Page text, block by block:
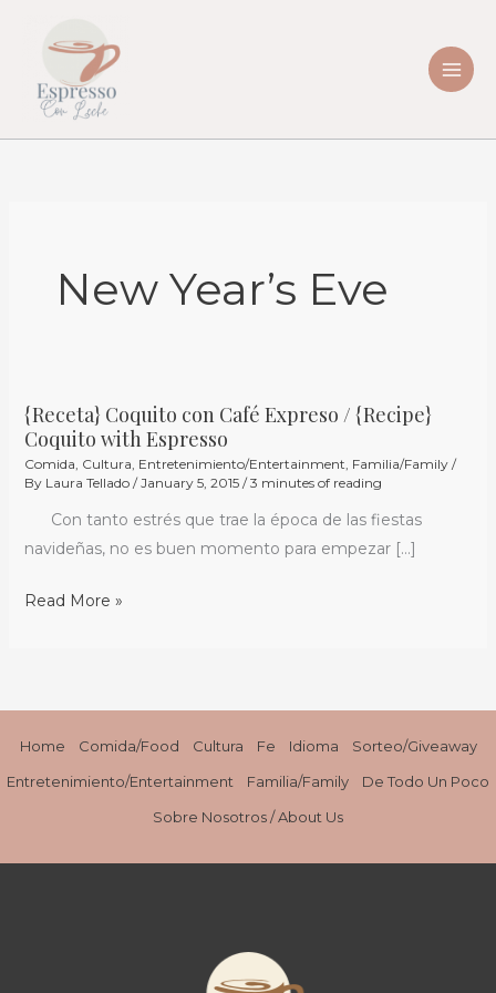
New Year’s Eve
{Receta} Coquito con Café Expreso / {Recipe}
Coquito with Espresso
Comida, Cultura, Entretenimiento/Entertainment, Familia/Family/
By Laura Tellado /January 5, 2015/3 minutes of reading
Con tanto estrés que trae la época de las fiestas
navideñas, no es buen momento para empezar […]
{Receta}
Coquito
con
Expreso
/
Read More »
Home Comida/Food Cultura Fe Idioma
Sorteo/Giveaway
Entretenimiento/Entertainment
Familia/Family
De Todo Un Poco
Sobre Nosotros / About Us